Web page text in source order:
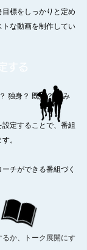
標をしっかりと定め
な動画を制作してい
独身？ 既婚？ 悩み
定することで、番組
。
チができる番組づく
か、トーク展開にす